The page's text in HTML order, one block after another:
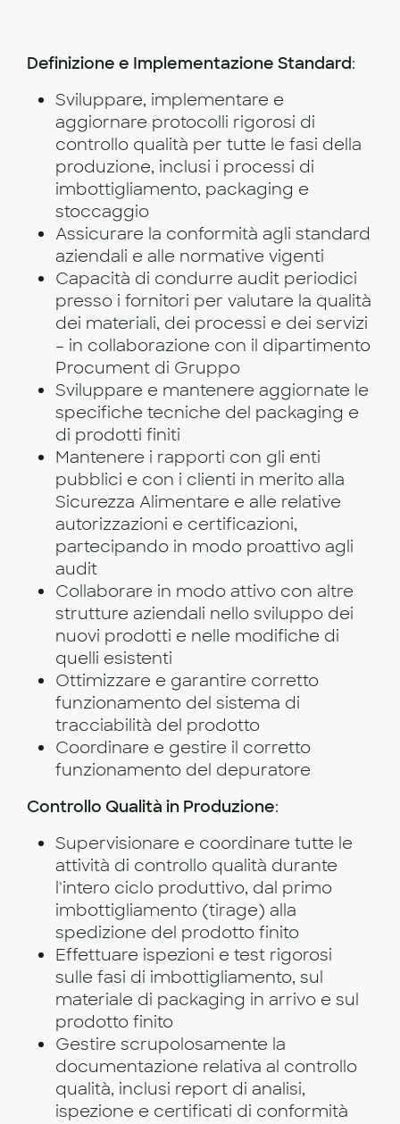
Definizione e Implementazione Standard:
Sviluppare, implementare e
aggiornare protocolli rigorosi di
controllo qualità per tutte le fasi della
produzione, inclusi i processi di
imbottigliamento, packaging e
stoccaggio
Assicurare la conformità agli standard
aziendali e alle normative vigenti
Capacità di condurre audit periodici
presso i fornitori per valutare la qualità
dei materiali, dei processi e dei servizi
– in collaborazione con il dipartimento
Procument di Gruppo
Sviluppare e mantenere aggiornate le
specifiche tecniche del packaging e
di prodotti finiti
Mantenere i rapporti con gli enti
pubblici e con i clienti in merito alla
Sicurezza Alimentare e alle relative
autorizzazioni e certificazioni,
partecipando in modo proattivo agli
audit
Collaborare in modo attivo con altre
strutture aziendali nello sviluppo dei
nuovi prodotti e nelle modifiche di
quelli esistenti
Ottimizzare e garantire corretto
funzionamento del sistema di
tracciabilità del prodotto
Coordinare e gestire il corretto
funzionamento del depuratore
Controllo Qualità in Produzione:
Supervisionare e coordinare tutte le
attività di controllo qualità durante
l'intero ciclo produttivo, dal primo
imbottigliamento (tirage) alla
spedizione del prodotto finito
Effettuare ispezioni e test rigorosi
sulle fasi di imbottigliamento, sul
materiale di packaging in arrivo e sul
prodotto finito
Gestire scrupolosamente la
documentazione relativa al controllo
qualità, inclusi report di analisi,
ispezione e certificati di conformità